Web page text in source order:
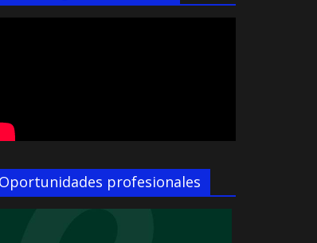
Oportunidades profesionales